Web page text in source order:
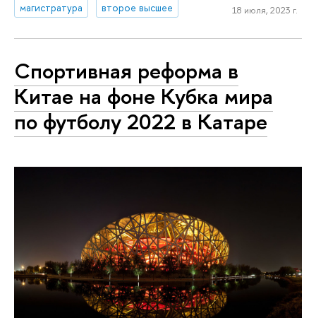
магистратура
второе высшее 18 июля, 2023 г.
Спортивная реформа в
Китае на фоне Кубка мира
по футболу 2022 в Катаре